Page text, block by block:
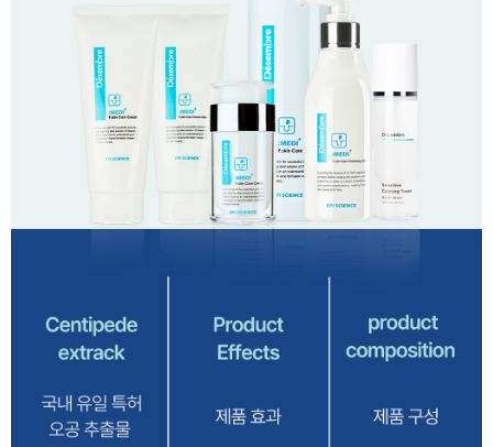
이코 라이프 하